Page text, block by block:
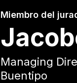
Miembro del
Managing
Buentipo